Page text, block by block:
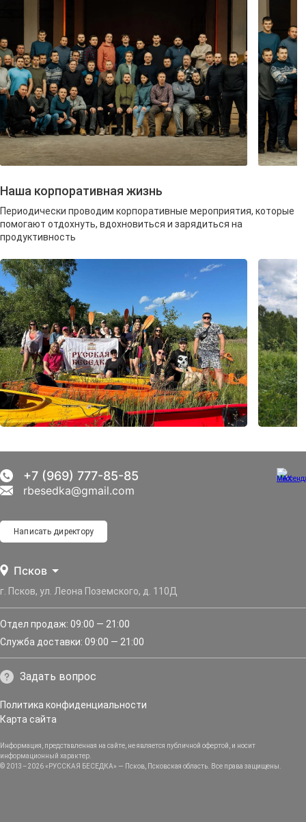
Наша корпоративная жизнь
Периодически проводим корпоративные мероприятия, которые
помогают отдохнуть, вдохновиться и зарядиться на
продуктивность
Псков
г. Псков, ул. Леона Поземского, д. 110Д
Отдел продаж: 09:00 — 21:00
Служба доставки: 09:00 — 21:00
Написать директору
+7 (969) 777-85-85
rbesedka@gmail.com
Задать вопрос
Политика конфиденциальности
Карта сайта
© 2013–2026 «РУССКАЯ БЕСЕДКА» — Псков, Псковская область. Все права защищены.
Информация, представленная на сайте, не является публичной офертой, и носит
информационный характер.